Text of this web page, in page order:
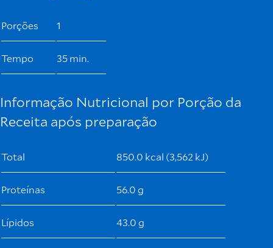
Porções 1
Tempo 35 min.
Informação Nutricional por Porção da
Receita após preparação
Total 850.0 kcal (3,562 kJ)
Proteínas 56.0 g
Lípidos 43.0 g